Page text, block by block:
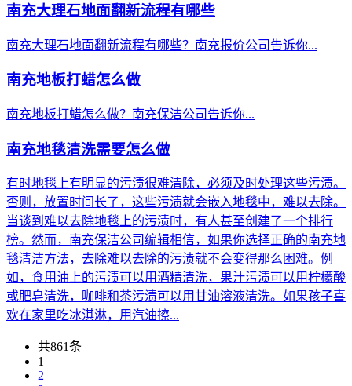
南充大理石地面翻新流程有哪些
南充大理石地面翻新流程有哪些？南充报价公司告诉你...
南充地板打蜡怎么做
南充地板打蜡怎么做？南充保洁公司告诉你...
南充地毯清洗需要怎么做
有时地毯上有明显的污渍很难清除，必须及时处理这些污渍。
否则，放置时间长了，这些污渍就会嵌入地毯中，难以去除。
当谈到难以去除地毯上的污渍时，有人甚至创建了一个排行
榜。然而，南充保洁公司编辑相信，如果你选择正确的南充地
毯清洁方法，去除难以去除的污渍就不会变得那么困难。例
如，食用油上的污渍可以用酒精清洗，果汁污渍可以用柠檬酸
或肥皂清洗，咖啡和茶污渍可以用甘油溶液清洗。如果孩子喜
欢在家里吃冰淇淋，用汽油擦...
共861条
1
2